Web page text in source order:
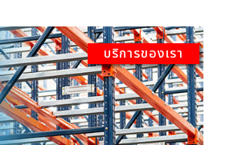
บริการของเรา